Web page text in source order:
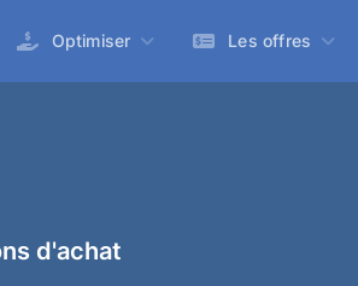
Optimiser Les offres
d'achat